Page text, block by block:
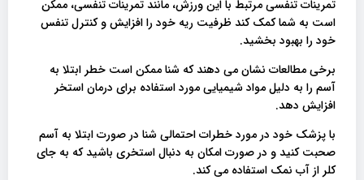
تمرینات تنفسی مرتبط با این ورزش، مانند تمرینات تنفسی، ممکن
است به شما کمک کند ظرفیت ریه خود را افزایش و کنترل تنفس
خود را بهبود بخشید.
برخی مطالعات نشان می دهند که شنا ممکن است خطر ابتلا به
آسم را به دلیل مواد شیمیایی مورد استفاده برای درمان استخر
افزایش دهد.
با پزشک خود در مورد خطرات احتمالی شنا در صورت ابتلا به آسم
صحبت کنید و در صورت امکان به دنبال استخری باشید که به جای
کلر از آب نمک استفاده می کند.